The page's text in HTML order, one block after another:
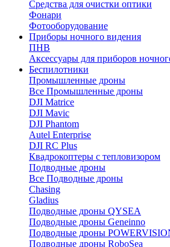
Средства для очистки оптики
Фонари
Фотооборудование
Приборы ночного видения
ПНВ
Аксессуары для приборов
Беспилотники
Промышленные дроны
Все Промышленные дроны
DJI Matrice
DJI Mavic
DJI Phantom
Autel Enterprise
DJI RC Plus
Квадрокоптеры с тепловизором
Подводные дроны
Все Подводные дроны
Chasing
Gladius
Подводные дроны QYSEA
Подводные дроны Geneinno
Подводные дроны
Подводные дроны RoboSea